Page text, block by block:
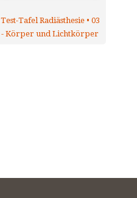
Test-Tafel Radiästhesie • 03
- Körper und Lichtkörper